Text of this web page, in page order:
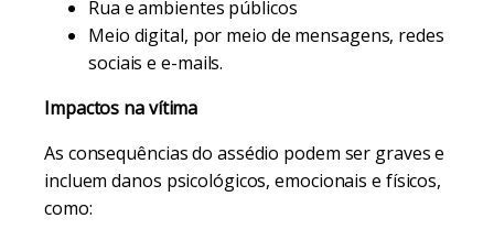
Rua e ambientes públicos
Meio digital, por meio de mensagens, redes
sociais e e-mails.
Impactos na vítima
As consequências do assédio podem ser graves e
incluem danos psicológicos, emocionais e físicos,
como: